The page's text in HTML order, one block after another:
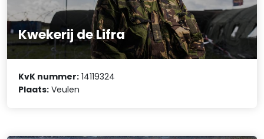
Kwekerij de Lifra
KvK nummer: 14119324
Plaats: Veulen